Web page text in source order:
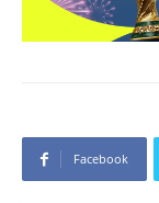
Facebook